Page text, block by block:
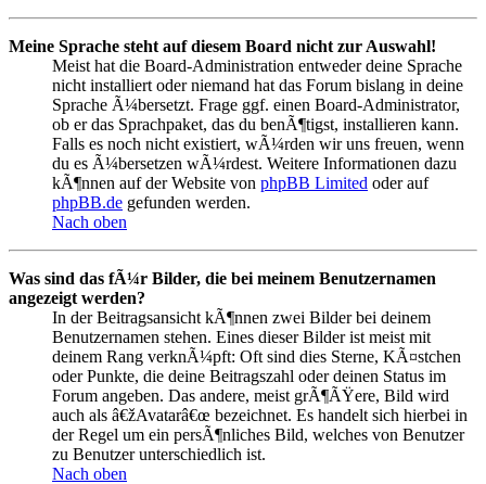
Meine Sprache steht auf diesem Board nicht zur Auswahl!
Meist hat die Board-Administration entweder deine Sprache
nicht installiert oder niemand hat das Forum bislang in deine
Sprache Ã¼bersetzt. Frage ggf. einen Board-Administrator,
ob er das Sprachpaket, das du benÃ¶tigst, installieren kann.
Falls es noch nicht existiert, wÃ¼rden wir uns freuen, wenn
du es Ã¼bersetzen wÃ¼rdest. Weitere Informationen dazu
kÃ¶nnen auf der Website von phpBB Limited oder auf
phpBB.de gefunden werden.
Nach oben
Was sind das fÃ¼r Bilder, die bei meinem Benutzernamen
angezeigt werden?
In der Beitragsansicht kÃ¶nnen zwei Bilder bei deinem
Benutzernamen stehen. Eines dieser Bilder ist meist mit
deinem Rang verknÃ¼pft: Oft sind dies Sterne, KÃ¤stchen
oder Punkte, die deine Beitragszahl oder deinen Status im
Forum angeben. Das andere, meist grÃ¶ÃŸere, Bild wird
auch als â€žAvatarâ€œ bezeichnet. Es handelt sich hierbei in
der Regel um ein persÃ¶nliches Bild, welches von Benutzer
zu Benutzer unterschiedlich ist.
Nach oben